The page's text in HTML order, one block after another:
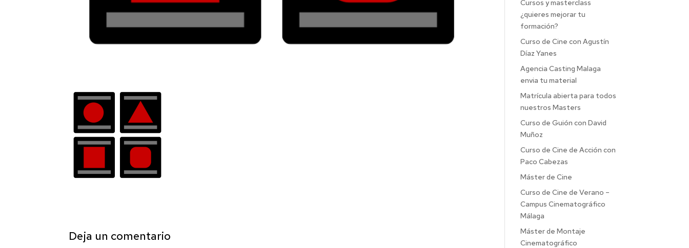
Deja un comentario
Cursos y masterclass
¿quieres mejorar tu
formación?
Curso de Cine con Agustín
Díaz Yanes
Agencia Casting Malaga
envia tu material
Matrícula abierta para todos
nuestros Masters
Curso de Guión con David
Muñoz
Curso de Cine de Acción con
Paco Cabezas
Máster de Cine
Curso de Cine de Verano –
Campus Cinematográfico
Málaga
Máster de Montaje
Cinematográfico